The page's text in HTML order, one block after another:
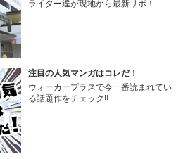
ライター達が現地から最新リポ！
注目の人気マンガはコレだ！
ウォーカープラスで今一番読まれてい
る話題作をチェック!!